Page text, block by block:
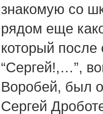
знакомую со
рядом еще
который
“Сергей!,…”,
Воробей, был
Сергей